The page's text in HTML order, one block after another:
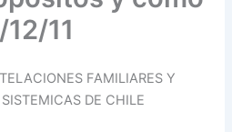
11
FAMILIARES Y
DE CHILE